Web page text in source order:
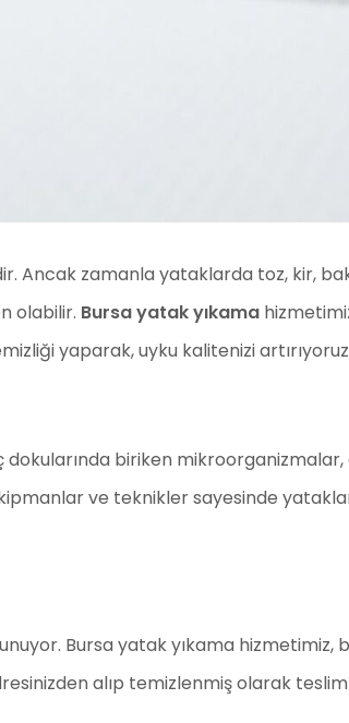
Ancak zamanla yataklarda toz, kir,
olabilir. Bursa yatak yıkama
yaparak, uyku kalitenizi
biriken
ve teknikler sayesinde
Bursa yatak yıkama hizmetimiz,
alıp temizlenmiş olarak